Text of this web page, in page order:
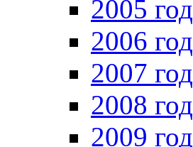
2005 год
2006 год
2007 год
2008 год
2009 год